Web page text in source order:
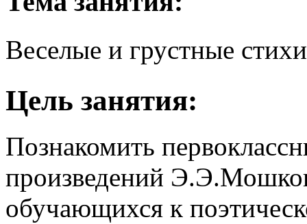
Веселые и грустные
Цель занятия:
Познакомить
произведений
обучающихся к